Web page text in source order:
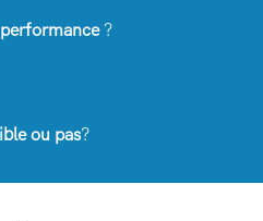
performance ?
ou pas ?